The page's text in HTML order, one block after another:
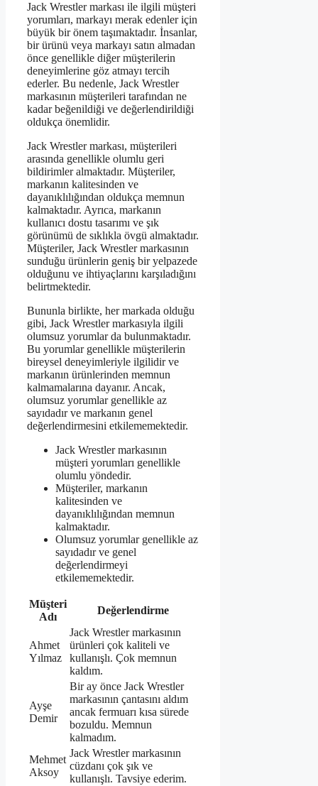
Jack Wrestler markası ile ilgili müşteri
yorumları, markayı merak edenler için
büyük bir önem taşımaktadır. İnsanlar,
bir ürünü veya markayı satın almadan
önce genellikle diğer müşterilerin
deneyimlerine göz atmayı tercih
ederler. Bu nedenle, Jack Wrestler
markasının müşterileri tarafından ne
kadar beğenildiği ve değerlendirildiği
oldukça önemlidir.
Jack Wrestler markası, müşterileri
arasında genellikle olumlu geri
bildirimler almaktadır. Müşteriler,
markanın kalitesinden ve
dayanıklılığından oldukça memnun
kalmaktadır. Ayrıca, markanın
kullanıcı dostu tasarımı ve şık
görünümü de sıklıkla övgü almaktadır.
Müşteriler, Jack Wrestler markasının
sunduğu ürünlerin geniş bir yelpazede
olduğunu ve ihtiyaçlarını karşıladığını
belirtmektedir.
Bununla birlikte, her markada olduğu
gibi, Jack Wrestler markasıyla ilgili
olumsuz yorumlar da bulunmaktadır.
Bu yorumlar genellikle müşterilerin
bireysel deneyimleriyle ilgilidir ve
markanın ürünlerinden memnun
kalmamalarına dayanır. Ancak,
olumsuz yorumlar genellikle az
sayıdadır ve markanın genel
değerlendirmesini etkilememektedir.
Jack Wrestler markasının
müşteri yorumları genellikle
olumlu yöndedir.
Müşteriler, markanın
kalitesinden ve
dayanıklılığından memnun
kalmaktadır.
Olumsuz yorumlar genellikle az
sayıdadır ve genel
değerlendirmeyi
etkilememektedir.
Müşteri
Adı
Değerlendirme
Ahmet
Yılmaz
Jack Wrestler markasının
ürünleri çok kaliteli ve
kullanışlı. Çok memnun
kaldım.
Ayşe
Demir
Bir ay önce Jack Wrestler
markasının çantasını aldım
ancak fermuarı kısa sürede
bozuldu. Memnun
kalmadım.
Mehmet
Aksoy
Jack Wrestler markasının
cüzdanı çok şık ve
kullanışlı. Tavsiye ederim.